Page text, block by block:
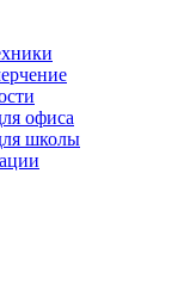
офиса
школы